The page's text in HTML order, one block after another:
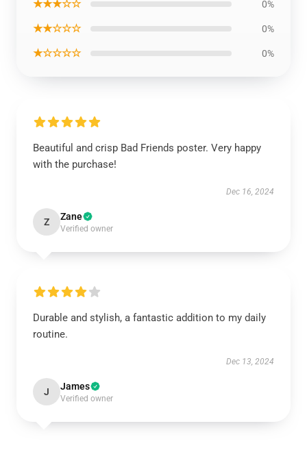
★★★☆☆ 0%
★★☆☆☆ 0%
★☆☆☆☆ 0%
Beautiful and crisp Bad Friends poster. Very happy
with the purchase!
Dec 16, 2024
Z Zane
Verified owner
Durable and stylish, a fantastic addition to my daily
routine.
Dec 13, 2024
J James
Verified owner